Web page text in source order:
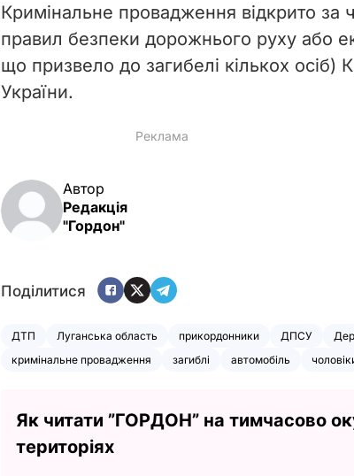
Кримінальне провадження відкрито за
правил безпеки дорожнього руху або
що призвело до загибелі кількох осіб)
України.
Автор
Редакція
"Гордон"
Поділитися
ДТП Луганська область прикордонники ДПСУ
кримінальне провадження
загиблі автомобіль
Як читати ”ГОРДОН” на тимчасово
територіях